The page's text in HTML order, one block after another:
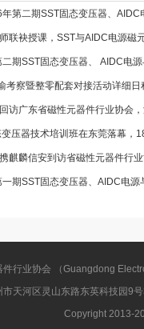
年第二期SST固态变压器、
联袂授课，SST与AIDC电源磁
期SST固态变压器、 AIDC电
考察暨整零配套对接活动详细日
访广东省磁性元器件行业协会
压器技术培训班在东莞落幕，
麒麟信安到访省磁性元器件行
期SST固态变压器、AIDC电
件行业协会 （Guangdong
市天河区灵山东路东英科技园9
Copyright 2013-